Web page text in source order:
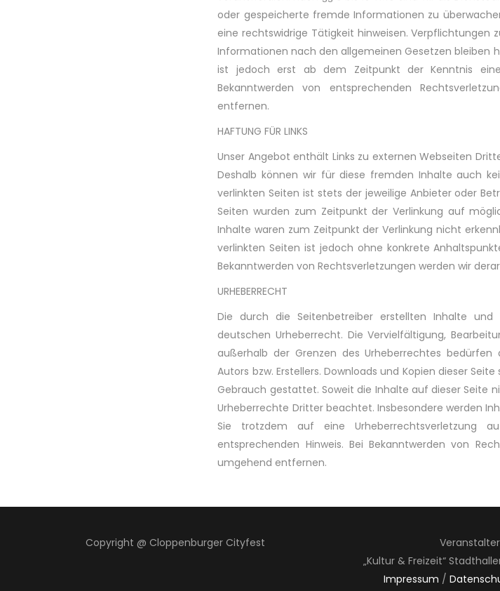
oder gespeicherte fremde Informationen zu
eine rechtswidrige Tätigkeit hinweisen. Verpflichtungen
Informationen nach den allgemeinen Gesetzen bleiben
ist jedoch erst ab dem Zeitpunkt der Kenntnis
Bekanntwerden von entsprechenden
entfernen.
HAFTUNG FÜR LINKS
Unser Angebot enthält Links zu externen Webseiten
Deshalb können wir für diese fremden Inhalte auch
verlinkten Seiten ist stets der jeweilige Anbieter oder
Seiten wurden zum Zeitpunkt der Verlinkung auf
Inhalte waren zum Zeitpunkt der Verlinkung nicht
verlinkten Seiten ist jedoch ohne konkrete
Bekanntwerden von Rechtsverletzungen werden wir
URHEBERRECHT
Die durch die Seitenbetreiber erstellten Inhalte
deutschen Urheberrecht. Die Vervielfältigung,
außerhalb der Grenzen des Urheberrechtes
Autors bzw. Erstellers. Downloads und Kopien dieser
Gebrauch gestattet. Soweit die Inhalte auf dieser Seite
Urheberrechte Dritter beachtet. Insbesondere werden
Sie trotzdem auf eine Urheberrechtsverletzung
entsprechenden Hinweis. Bei Bekanntwerden von
umgehend entfernen.
Copyright @ Cloppenburger Cityfest
„Kultur & Freizeit“
Impressum /